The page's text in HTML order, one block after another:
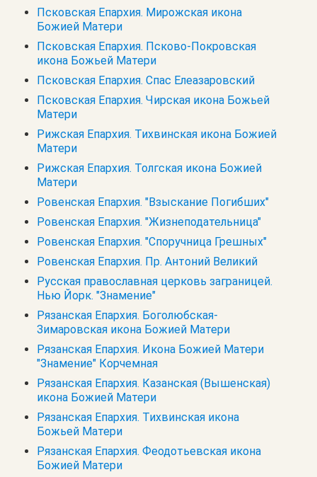
Псковская Епархия. Мирожская икона
Божией Матери
Псковская Епархия. Псково-Покровская
икона Божьей Матери
Псковская Епархия. Спас Елеазаровский
Псковская Епархия. Чирская икона Божьей
Матери
Рижская Епархия. Тихвинская икона Божией
Матери
Рижская Епархия. Толгская икона Божией
Матери
Ровенская Епархия. "Взыскание Погибших"
Ровенская Епархия. "Жизнеподательница"
Ровенская Епархия. "Споручница Грешных"
Ровенская Епархия. Пр. Антоний Великий
Русская православная церковь заграницей.
Нью Йорк. "Знамение"
Рязанская Епархия. Боголюбская-
Зимаровская икона Божией Матери
Рязанская Епархия. Икона Божией Матери
"Знамение" Корчемная
Рязанская Епархия. Казанская (Вышенская)
икона Божией Матери
Рязанская Епархия. Тихвинская икона
Божьей Матери
Рязанская Епархия. Феодотьевская икона
Божией Матери